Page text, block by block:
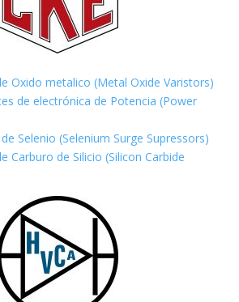
Oxido metalico (Metal Oxide Varistors)
de electrónica de Potencia (Power
Selenio (Selenium Surge Supressors)
Carburo de Silicio (Silicon Carbide